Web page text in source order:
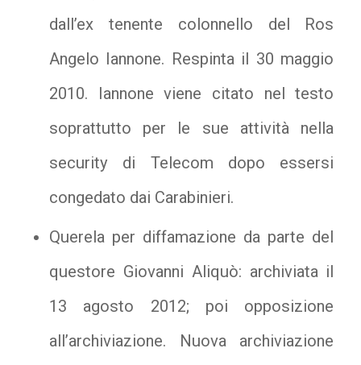
dall’ex tenente colonnello del Ros
Angelo Iannone. Respinta il 30 maggio
2010. Iannone viene citato nel testo
soprattutto per le sue attività nella
security di Telecom dopo essersi
congedato dai Carabinieri.
Querela per diffamazione da parte del
questore Giovanni Aliquò: archiviata il
13 agosto 2012; poi opposizione
all’archiviazione. Nuova archiviazione